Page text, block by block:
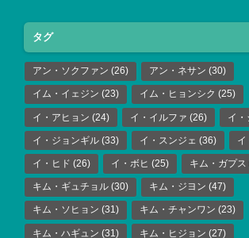
タグ
アン・ソクファン (26) アン・ネサン (30)
イム・イェジン (23) イム・ヒョンシク (25)
イ・アヒョン (24) イ・イルファ (26) イ・
イ・ジョンギル (33) イ・スンジェ (36) イ
イ・ヒド (26) イ・ボヒ (25) キム・ガプス
キム・ギュチョル (30) キム・ジヨン (47)
キム・ソヒョン (31) キム・チャンワン (23)
キム・ハギュン (31) キム・ヒジョン (27)